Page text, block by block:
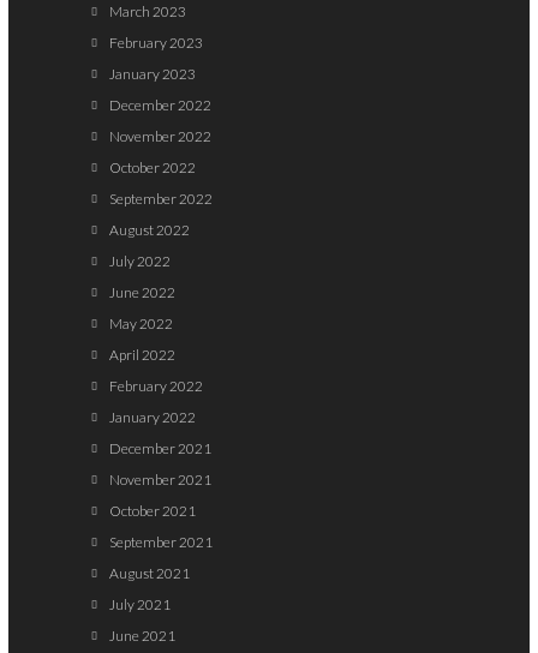
March 2023
February 2023
January 2023
December 2022
November 2022
October 2022
September 2022
August 2022
July 2022
June 2022
May 2022
April 2022
February 2022
January 2022
December 2021
November 2021
October 2021
September 2021
August 2021
July 2021
June 2021